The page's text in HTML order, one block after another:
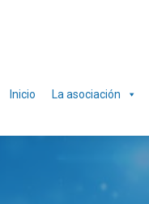
Inicio La asociación